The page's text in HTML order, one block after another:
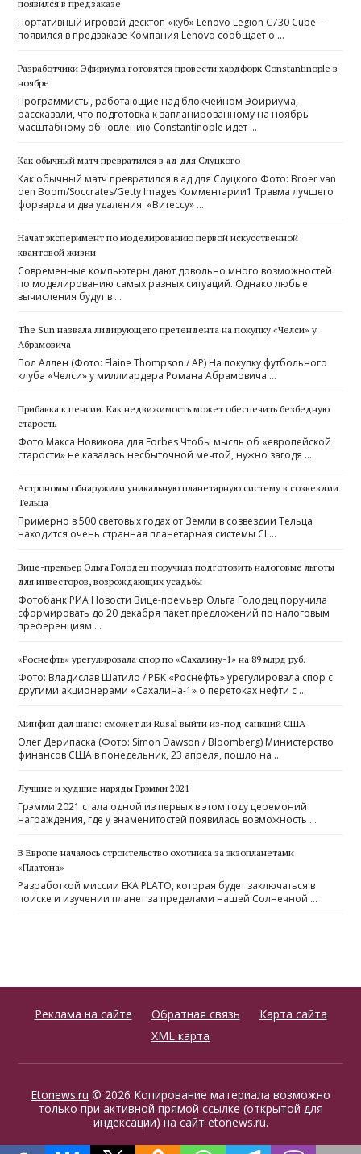
появился в предзаказе
Портативный игровой десктоп «куб» Lenovo Legion C730 Cube —
появился в предзаказе Компания Lenovo сообщает о …
Разработчики Эфириума готовятся провести хардфорк Constantinople в
ноябре
Программисты, работающие над блокчейном Эфириума,
рассказали, что подготовка к запланированному на ноябрь
масштабному обновлению Constantinople идет …
Как обычный матч превратился в ад для Слуцкого
Как обычный матч превратился в ад для Слуцкого Фото: Broer van
den Boom/Soccrates/Getty Images Комментарии1 Травма лучшего
форварда и два удаления: «Витессу» …
Начат эксперимент по моделированию первой искусственной
квантовой жизни
Современные компьютеры дают довольно много возможностей
по моделированию самых разных ситуаций. Однако любые
вычисления будут в …
The Sun назвала лидирующего претендента на покупку «Челси» у
Абрамовича
Пол Аллен (Фото: Elaine Thompson / AP) На покупку футбольного
клуба «Челси» у миллиардера Романа Абрамовича …
Прибавка к пенсии. Как недвижимость может обеспечить безбедную
старость
Фото Макса Новикова для Forbes Чтобы мысль об «европейской
старости» не казалась несбыточной мечтой, нужно загодя …
Астрономы обнаружили уникальную планетарную систему в созвездии
Тельца
Примерно в 500 световых годах от Земли в созвездии Тельца
находится очень странная планетарная системы CI …
Вице-премьер Ольга Голодец поручила подготовить налоговые льготы
для инвесторов, возрождающих усадьбы
Фотобанк РИА Новости Вице-премьер Ольга Голодец поручила
сформировать до 20 декабря пакет предложений по налоговым
преференциям …
«Роснефть» урегулировала спор по «Сахалину-1» на 89 млрд руб.
Фото: Владислав Шатило / РБК «Роснефть» урегулировала спор с
другими акционерами «Сахалина-1» о перетоках нефти с …
Минфин дал шанс: сможет ли Rusal выйти из-под санкций США
Олег Дерипаска (Фото: Simon Dawson / Bloomberg) Министерство
финансов США в понедельник, 23 апреля, пошло на …
Лучшие и худшие наряды Грэмми 2021
Грэмми 2021 стала одной из первых в этом году церемоний
награждения, где у знаменитостей появилась возможность …
В Европе началось строительство охотника за экзопланетами
«Платона»
Разработкой миссии ЕКА PLATO, которая будет заключаться в
поиске и изучении планет за пределами нашей Солнечной …
Реклама на сайте Обратная связь
Карта сайта
XML карта
Etonews.ru © 2026 Копирование материала возможно
только при активной прямой ссылке (открытой для
индексации) на сайт etonews.ru.